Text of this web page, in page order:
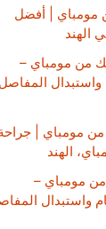
مومباي | أفضل
الهند
من مومباي –
المفاصل
من مومباي |
الهند
من مومباي –
واستبدال